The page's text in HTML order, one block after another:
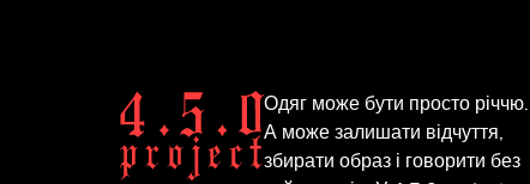
Одяг може бути просто річчю.
А може залишати відчуття,
збирати образ і говорити без